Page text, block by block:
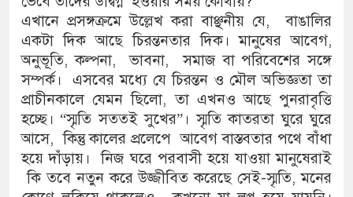
এখানে প্রসঙ্গক্রমে উল্লেখ করা বাঞ্ছনীয় যে, বাঙালির
একটা দিক আছে চিরন্তনতার দিক। মানুষের আবেগ,
অনুভূতি, কল্পনা, ভাবনা, সমাজ বা পরিবেশের সঙ্গে
সম্পর্ক। এসবের মধ্যে যে চিরন্তন ও মৌল অভিজ্ঞতা তা
প্রাচীনকালে যেমন ছিলো, তা এখনও আছে পুনরাবৃত্তি
হচ্ছে। “স্মৃতি সততই সুখের”। স্মৃতি কাতরতা ঘুরে ঘুরে
আসে, কিন্তু কালের প্রলেপে আবেগ বাস্তবতার পথে বাঁধা
হয়ে দাঁড়ায়। নিজ ঘরে পরবাসী হয়ে যাওয়া মানুষেরাই
কি তবে নতুন করে উজ্জীবিত করেছে সেই-স্মৃতি, মনের